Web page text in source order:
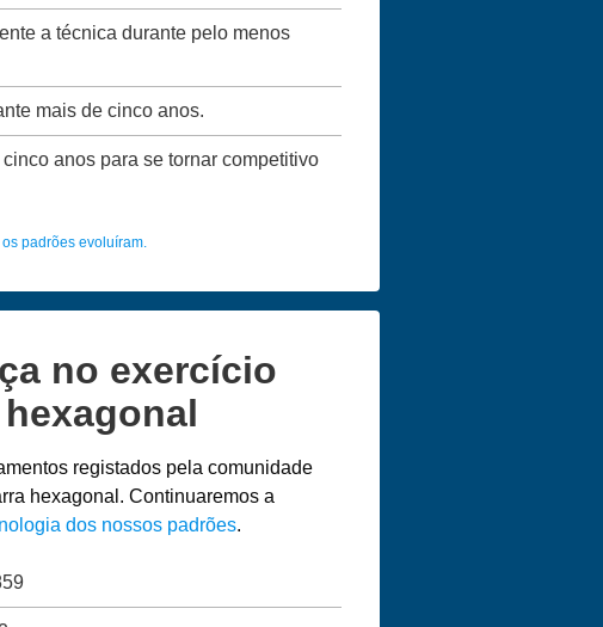
a técnica durante pelo menos
mais de cinco anos.
anos para se tornar competitivo
padrões evoluíram.
no exercício
registados pela comunidade
hexagonal. Continuaremos a
dos nossos padrões.